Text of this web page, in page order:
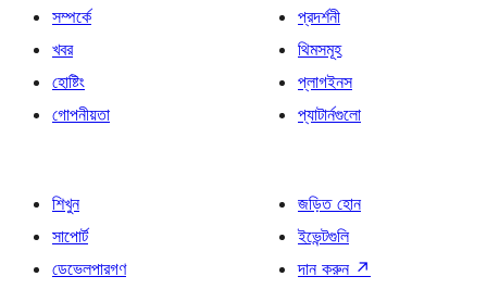
সম্পর্কে
খবর
হোষ্টিং
গোপনীয়তা
প্রদর্শনী
থিমসমূহ
প্লাগইনস
প্যাটার্নগুলো
শিখুন
সাপোর্ট
ডেভেলপারগণ
জড়িত হোন
ইভেন্টগুলি
দান করুন ↗